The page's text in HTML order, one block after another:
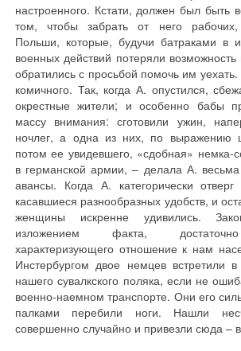
настроенного. Кстати, должен был быть
том, чтобы забрать от него рабочих,
Польши, которые, будучи батраками в
военных действий потеряли
обратились с просьбой помочь им
комичного. Так, когда А. опустился,
окрестные жители; и особенно бабы
массу внимания: сготовили ужин,
ночлег, а одна из них, по выражению
потом ее увидевшего, «сдобная» немка-
в германской армии, – делала А.
авансы. Когда А. категорически
касавшиеся разнообразных удобств, и
женщины искренне удивились.
изложением факта,
характеризующего отношение к нам
Инстербургом двое немцев встретили
нашего сувалкского поляка, если не
военно-наемном транспорте. Они его
палками перебили ноги. Нашли
совершенно случайно и привезли сюда – в